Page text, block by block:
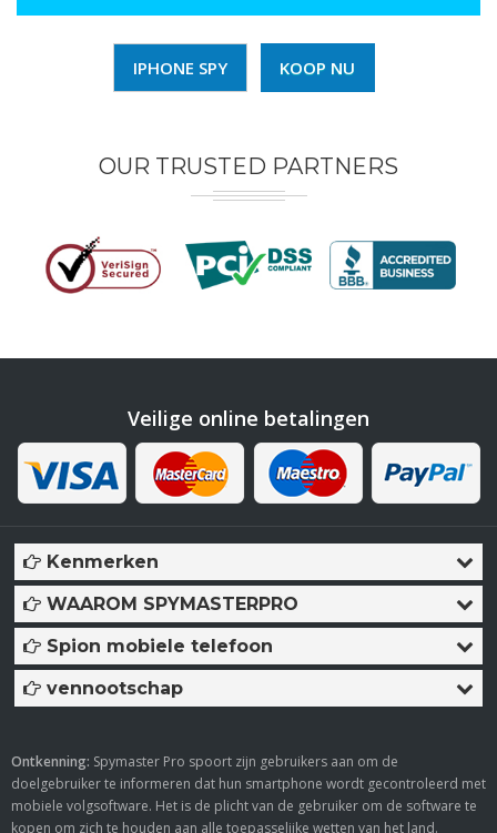
IPHONE SPY KOOP NU
OUR TRUSTED PARTNERS
Veilige online betalingen
Kenmerken
WAAROM SPYMASTERPRO
Spion mobiele telefoon
vennootschap
Ontkenning: Spymaster Pro spoort zijn gebruikers aan om de
doelgebruiker te informeren dat hun smartphone wordt gecontroleerd met
mobiele volgsoftware. Het is de plicht van de gebruiker om de software te
kopen om zich te houden aan alle toepasselijke wetten van het land.